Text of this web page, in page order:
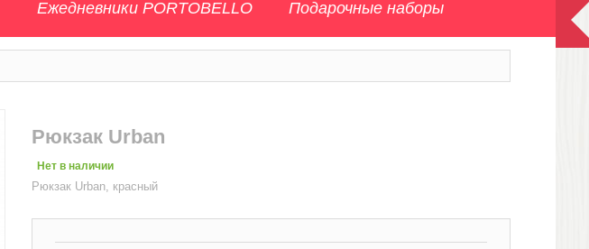
Ежедневники PORTOBELLO Подарочные наборы
Рюкзак Urban
Нет в наличии
Рюкзак Urban, красный